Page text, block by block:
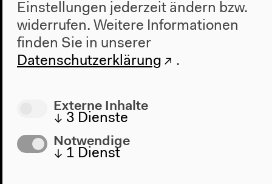
James C. Scott: A
Short Account of the
Deep History of State
Einstellungen jederzeit ändern bzw.
widerrufen. Weitere Informationen
finden Sie in unserer
Datenschutzerklärung
.
Externe Inhalte
↓ 3 Dienste
Notwendige
↓ 1 Dienst